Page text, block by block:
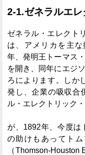
2-1.ゼネラルエ
ゼネラル・エレクト
は、アメリカを主
年、発明王トーマス
を開き、同年にエジ
ろによります。しか
発し、企業の吸収合
ル・エレクトリック
が、1892年、今度は
の助けもあってト
（Thomson-